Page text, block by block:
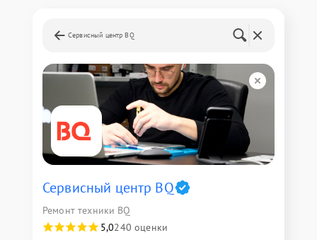
Сервисный центр BQ
Сервисный центр BQ
Ремонт техники BQ
5,0240 оценки